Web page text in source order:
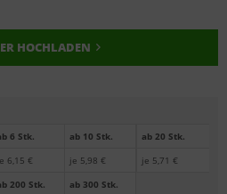
HOCHLADEN
6 Stk.
6,15 €
ab 10 Stk.
je 5,98 €
ab 20 Stk.
je 5,71 €
200 Stk.
ab 300 Stk.